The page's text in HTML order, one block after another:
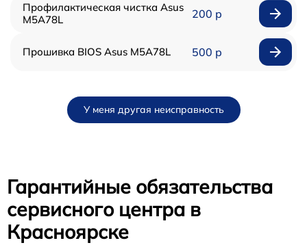
Профилактическая чистка Asus
M5A78L
200 р
Прошивка BIOS Asus M5A78L 500 р
У меня другая неисправность
Гарантийные обязательства
сервисного центра в
Красноярске